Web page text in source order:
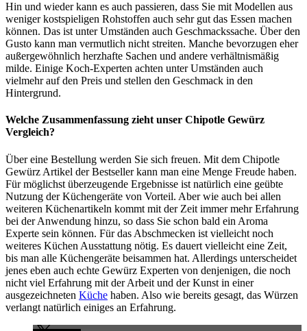
Hin und wieder kann es auch passieren, dass Sie mit Modellen aus
weniger kostspieligen Rohstoffen auch sehr gut das Essen machen
können. Das ist unter Umständen auch Geschmackssache. Über den
Gusto kann man vermutlich nicht streiten. Manche bevorzugen eher
außergewöhnlich herzhafte Sachen und andere verhältnismäßig
milde. Einige Koch-Experten achten unter Umständen auch
vielmehr auf den Preis und stellen den Geschmack in den
Hintergrund.
Welche Zusammenfassung zieht unser Chipotle Gewürz
Vergleich?
Über eine Bestellung werden Sie sich freuen. Mit dem Chipotle
Gewürz Artikel der Bestseller kann man eine Menge Freude haben.
Für möglichst überzeugende Ergebnisse ist natürlich eine geübte
Nutzung der Küchengeräte von Vorteil. Aber wie auch bei allen
weiteren Küchenartikeln kommt mit der Zeit immer mehr Erfahrung
bei der Anwendung hinzu, so dass Sie schon bald ein Aroma
Experte sein können. Für das Abschmecken ist vielleicht noch
weiteres Küchen Ausstattung nötig. Es dauert vielleicht eine Zeit,
bis man alle Küchengeräte beisammen hat. Allerdings unterscheidet
jenes eben auch echte Gewürz Experten von denjenigen, die noch
nicht viel Erfahrung mit der Arbeit und der Kunst in einer
ausgezeichneten Küche haben. Also wie bereits gesagt, das Würzen
verlangt natürlich einiges an Erfahrung.